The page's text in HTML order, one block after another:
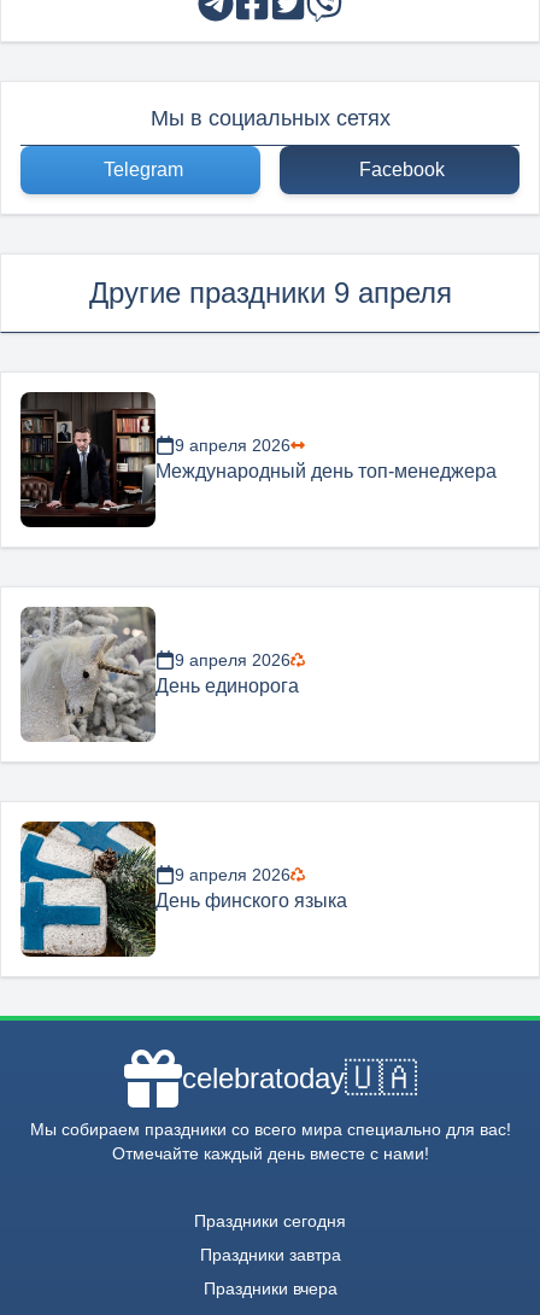
Мы в социальных сетях
Telegram Facebook
Другие праздники 9 апреля
9 апреля 2026
Международный день топ-менеджера
9 апреля 2026
День единорога
9 апреля 2026
День финского языка
celebratoday🇺🇦
Мы собираем праздники со всего мира специально для вас!
Отмечайте каждый день вместе с нами!
Праздники сегодня
Праздники завтра
Праздники вчера